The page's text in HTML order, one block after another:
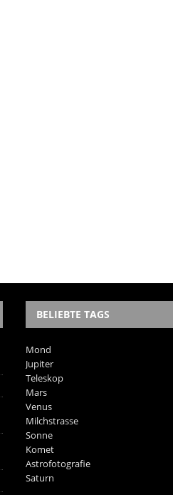
BELIEBTE TAGS
Mond
Jupiter
Teleskop
Mars
Venus
Milchstrasse
Sonne
Komet
Astrofotografie
Saturn